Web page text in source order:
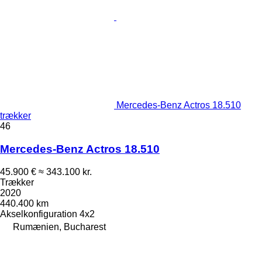
Mercedes-Benz Actros 18.510
trækker
46
Mercedes-Benz Actros 18.510
45.900 € ≈ 343.100 kr.
Trækker
2020
440.400 km
Akselkonfiguration 4x2
Rumænien, Bucharest